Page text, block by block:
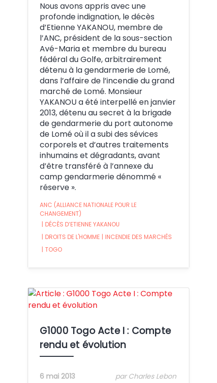
Nous avons appris avec une
profonde indignation, le décès
d’Etienne YAKANOU, membre de
l’ANC, président de la sous-section
Avé-Maria et membre du bureau
fédéral du Golfe, arbitrairement
détenu à la gendarmerie de Lomé,
dans l’affaire de l’incendie du grand
marché de Lomé. Monsieur
YAKANOU a été interpellé en janvier
2013, détenu au secret à la brigade
de gendarmerie du port autonome
de Lomé où il a subi des sévices
corporels et d’autres traitements
inhumains et dégradants, avant
d’être transféré à l’annexe du
camp gendarmerie dénommé «
réserve ».
ANC (ALLIANCE NATIONALE POUR LE
CHANGEMENT)
| DÉCÈS D’ETIENNE YAKANOU
| DROITS DE L'HOMME | INCENDIE DES MARCHÉS
| TOGO
G1000 Togo Acte I : Compte
rendu et évolution
6 mai 2013 par Charles Lebon